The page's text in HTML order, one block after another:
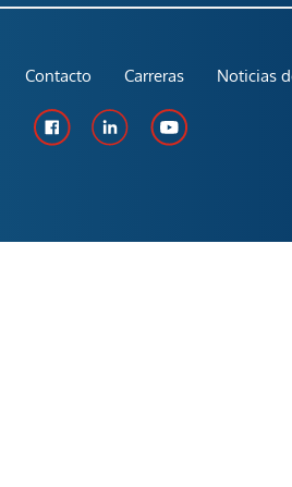
Contacto Carreras Noticias